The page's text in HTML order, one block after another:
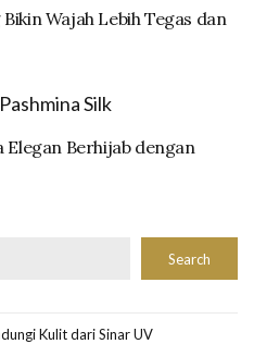
Wajah Lebih Tegas dan
Elegan Berhijab dengan
Search
Kulit dari Sinar UV